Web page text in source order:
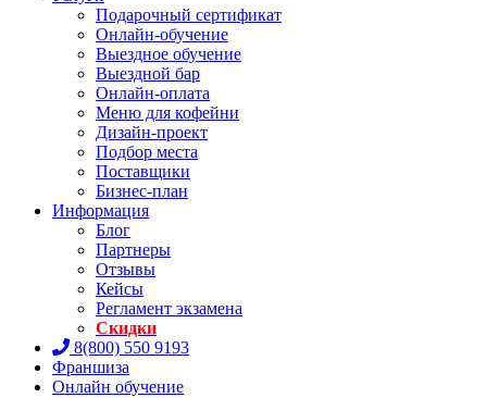
Подарочный сертификат
Онлайн-обучение
Выездное обучение
Выездной бар
Онлайн-оплата
Меню для кофейни
Дизайн-проект
Подбор места
Поставщики
Бизнес-план
Информация
Блог
Партнеры
Отзывы
Кейсы
Регламент экзамена
Скидки
8(800) 550 9193
Франшиза
Онлайн обучение